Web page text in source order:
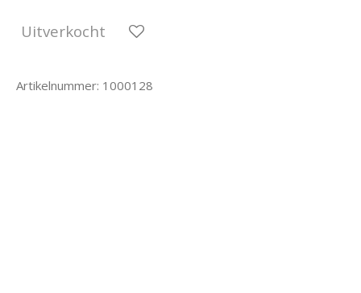
Uitverkocht
Artikelnummer: 1000128